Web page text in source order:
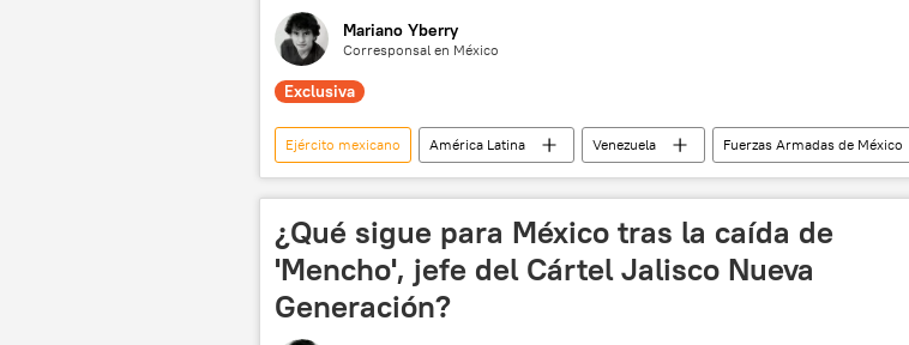
Mariano Yberry
Corresponsal en México
Exclusiva
Ejército mexicano América Latina Venezuela
Fuerzas Armadas de México
seguridad
México 💬 Entrevistas 📰 Terremoto en Venezuela (2026)
¿Qué sigue para México tras la caída de
'Mencho', jefe del Cártel Jalisco Nueva
Generación?